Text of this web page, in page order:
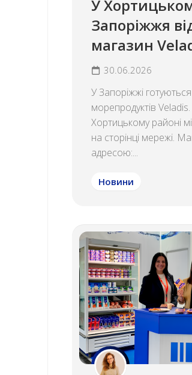
У
Запоріжжя
магазин
30.06.2026
У Запоріжжі
морепродуктів
Хортицькому районі
на сторінці мережі.
адресою:...
Новини